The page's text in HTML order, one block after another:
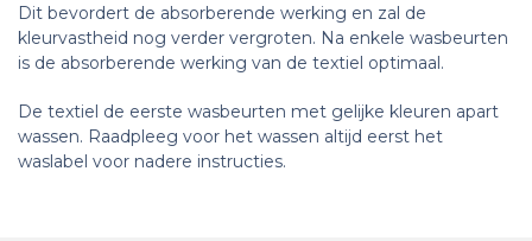
Dit bevordert de absorberende werking en zal de
kleurvastheid nog verder vergroten. Na enkele wasbeurten
is de absorberende werking van de textiel optimaal.
De textiel de eerste wasbeurten met gelijke kleuren apart
wassen. Raadpleeg voor het wassen altijd eerst het
waslabel voor nadere instructies.